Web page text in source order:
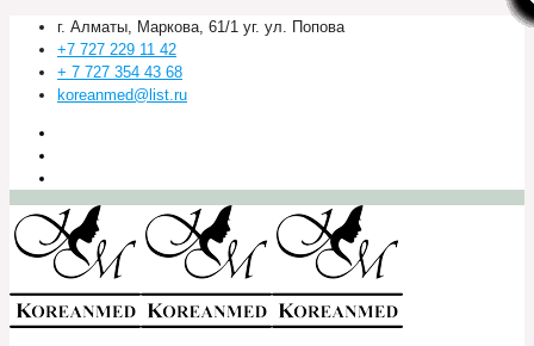
г. Алматы, Маркова, 61/1 уг. ул. Попова
+7 727 229 11 42
+ 7 727 354 43 68
koreanmed@list.ru